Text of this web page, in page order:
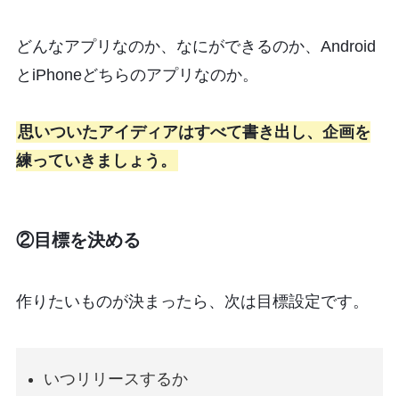
どんなアプリなのか、なにができるのか、Android
とiPhoneどちらのアプリなのか。
思いついたアイディアはすべて書き出し、企画を
練っていきましょう。
②目標を決める
作りたいものが決まったら、次は目標設定です。
いつリリースするか